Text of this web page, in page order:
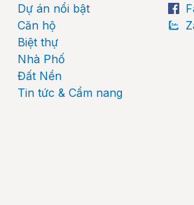
Dự án nổi bật
Căn hộ
Biệt thự
Nhà Phố
Đất Nền
Tin tức & Cẩm nang